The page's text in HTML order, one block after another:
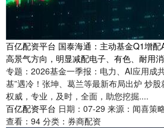
百亿配资平台 国泰海通：主动基金Q1增
高景气方向，明显减配电子、有色、耐用
专题：2026基金一季报：电力、AI应用成
基”遇冷！张坤、葛兰等最新布局出炉 炒股
权威，专业，及时，全面，助您挖掘....
百亿配资平台 日期：07-29 来源：闻喜策
查看： 94 分类： 券商配资